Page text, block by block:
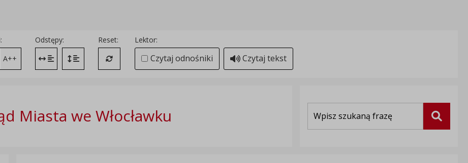
A++
Odstępy:
Zmień odstęp między literami
Zmień interlinię i margines między paragrafami
Reset:
Przywróć ustawienia domyślne
Lektor:
Czytaj odnośniki Czytaj tekst
Miasta we Włocławku Szukaj